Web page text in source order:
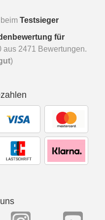
Testsieger
für
aus 2471
Bewertungen.
)